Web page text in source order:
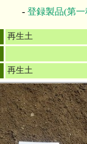
- 登録製品(第
再生土
再生土